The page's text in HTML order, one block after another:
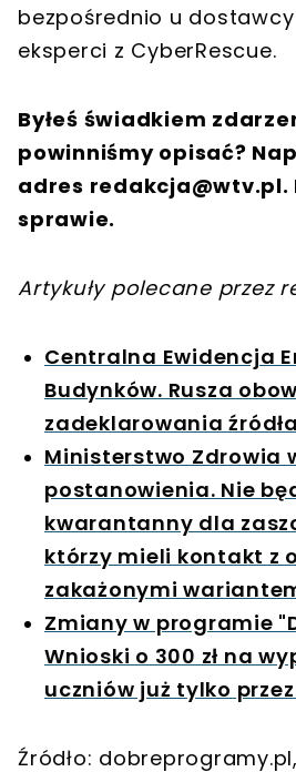
bezpośrednio u
eksperci z CyberRescue.
Byłeś świadkiem
powinniśmy opisać?
adres redakcja@wtv.pl.
sprawie.
Artykuły polecane przez
Centralna Ewidencja
Budynków. Rusza
zadeklarowania
Ministerstwo Zdrowia
postanowienia. Nie
kwarantanny dla
którzy mieli kontakt z
zakażonymi
Zmiany w programie
Wnioski o 300 zł na
uczniów już tylko
Źródło: